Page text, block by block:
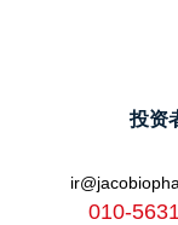
投资
010-